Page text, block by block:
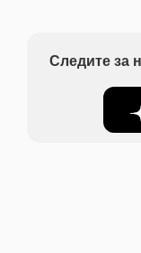
Следите за